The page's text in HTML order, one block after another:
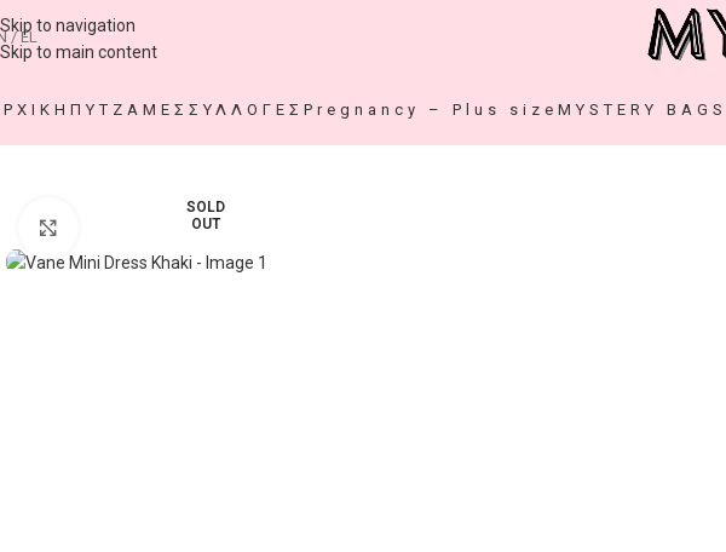
Skip to navigation
Skip to main content
/ EL
ΠΥΤΖΑΜΕΣ ΣΥΛΛΟΓΕΣ Pregnancy – Plus size MYSTERY BAGS
SOLD
OUT
Click to enlarge